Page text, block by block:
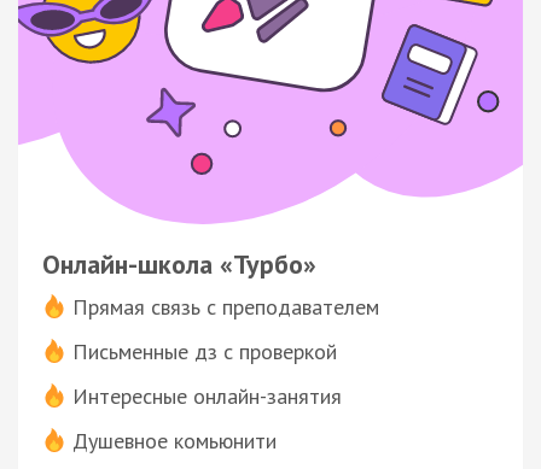
Онлайн-школа «Турбо»
Прямая связь с преподавателем
Письменные дз с проверкой
Интересные онлайн-занятия
Душевное комьюнити